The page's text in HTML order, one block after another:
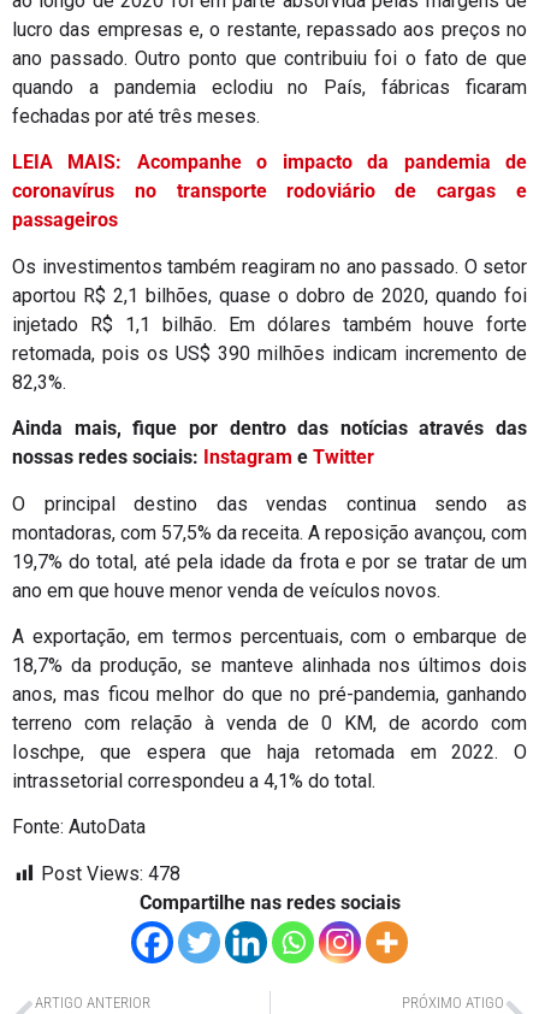
lucro das empresas e, o restante, repassado aos preços no
ano passado. Outro ponto que contribuiu foi o fato de que
quando a pandemia eclodiu no País, fábricas ficaram
fechadas por até três meses.
LEIA MAIS: Acompanhe o impacto da pandemia de
coronavírus no transporte rodoviário de cargas e
passageiros
Os investimentos também reagiram no ano passado. O setor
aportou R$ 2,1 bilhões, quase o dobro de 2020, quando foi
injetado R$ 1,1 bilhão. Em dólares também houve forte
retomada, pois os US$ 390 milhões indicam incremento de
82,3%.
Ainda mais, fique por dentro das notícias através das
nossas redes sociais: Instagram e Twitter
O principal destino das vendas continua sendo as
montadoras, com 57,5% da receita. A reposição avançou, com
19,7% do total, até pela idade da frota e por se tratar de um
ano em que houve menor venda de veículos novos.
A exportação, em termos percentuais, com o embarque de
18,7% da produção, se manteve alinhada nos últimos dois
anos, mas ficou melhor do que no pré-pandemia, ganhando
terreno com relação à venda de 0 KM, de acordo com
Ioschpe, que espera que haja retomada em 2022. O
intrassetorial correspondeu a 4,1% do total.
Fonte: AutoData
Post Views: 478
Compartilhe nas redes sociais
ARTIGO ANTERIOR PRÓXIMO ATIGO